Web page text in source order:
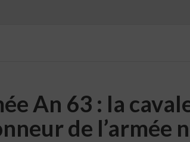
An 63 : la
de l’armée